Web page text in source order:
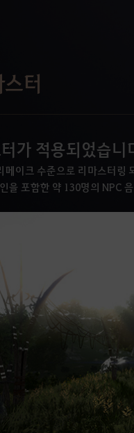
터
가 적용되었습니
메이크 수준으로 리마스터링
을 포함한 약 130명의 NPC